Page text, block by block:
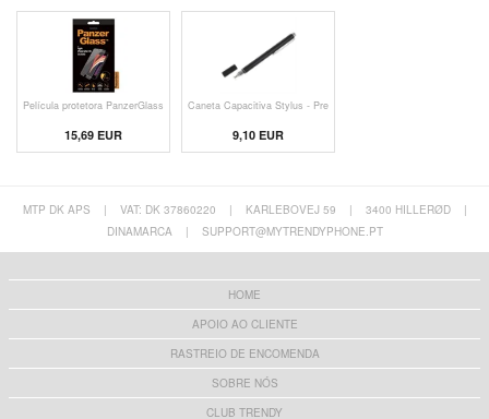
Película protetora PanzerGlass
15,69 EUR
Caneta Capacitiva Stylus - Pre
9,10 EUR
MTP DK APS | VAT: DK 37860220 | KARLEBOVEJ 59 | 3400 HILLERØD
|
DINAMARCA
| SUPPORT@MYTRENDYPHONE.PT
HOME
APOIO AO CLIENTE
RASTREIO DE ENCOMENDA
SOBRE NÓS
CLUB TRENDY